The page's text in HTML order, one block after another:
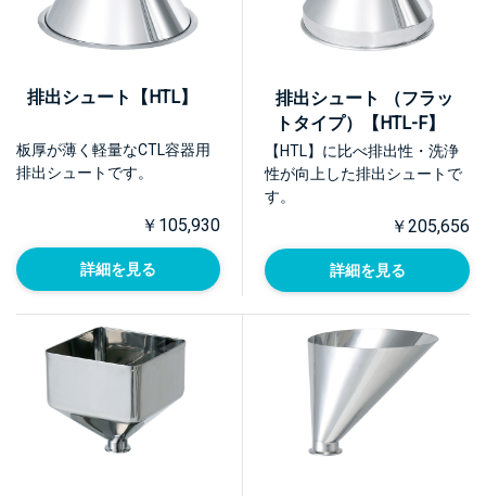
排出シュート【HTL】
板厚が薄く軽量なCTL容器用
排出シュートです。
￥105,930
詳細を見る
排出シュート （フラッ
トタイプ）【HTL-F】
【HTL】に比べ排出性・洗浄
性が向上した排出シュートで
す。
￥205,656
詳細を見る